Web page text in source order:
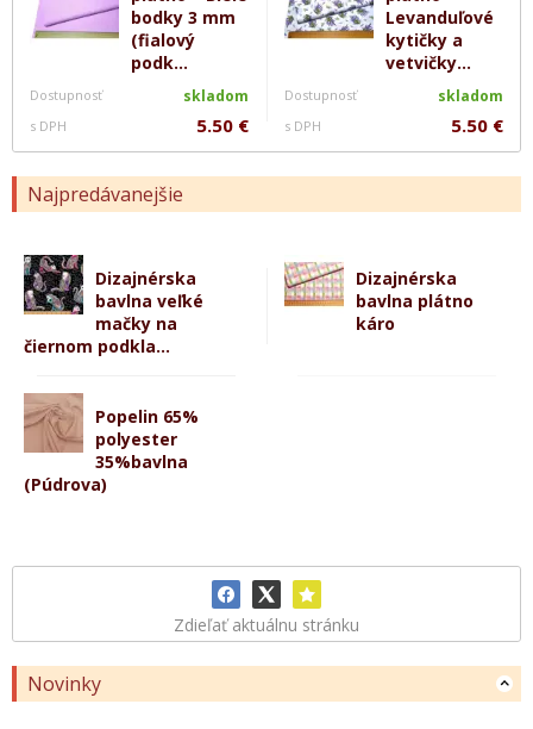
bodky 3 mm
(fialový
podk...
Dostupnosť skladom
s DPH 5.50 €
Levanduľové
kytičky a
vetvičky...
Dostupnosť skladom
s DPH 5.50 €
Najpredávanejšie
Dizajnérska
bavlna veľké
mačky na
čiernom podkla...
Dizajnérska
bavlna plátno
káro
Popelin 65%
polyester
35%bavlna
(Púdrova)
Zdieľať aktuálnu stránku
Novinky